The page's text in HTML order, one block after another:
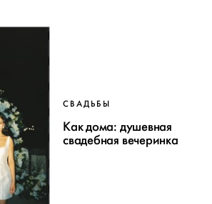
СВАДЬБЫ
Как дома: душевная
свадебная вечеринка